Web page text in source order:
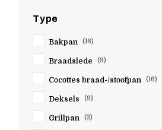
Cookut
Cuisipro
De Buyer
Demeyere
Doen.
Type
Bakpan (16)
Braadslede (9)
Cocottes braad-/stoofpan (16)
Deksels (9)
Grillpan (2)